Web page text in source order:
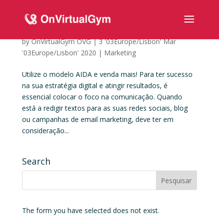
byOnVirtualGym OVG|3 '03Europe/Lisbon' Mar
'03Europe/Lisbon' 2020 | Marketing
Utilize o modelo AIDA e venda mais! Para ter sucesso
na sua estratégia digital e atingir resultados, é
essencial colocar o foco na comunicação. Quando
está a redigir textos para as suas redes sociais, blog
ou campanhas de email marketing, deve ter em
consideração...
Search
The form you have selected does not exist.